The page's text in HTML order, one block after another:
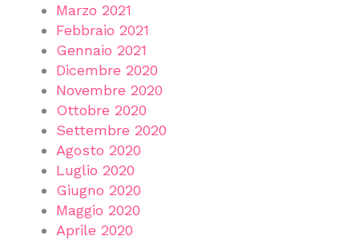
Marzo 2021
Febbraio 2021
Gennaio 2021
Dicembre 2020
Novembre 2020
Ottobre 2020
Settembre 2020
Agosto 2020
Luglio 2020
Giugno 2020
Maggio 2020
Aprile 2020